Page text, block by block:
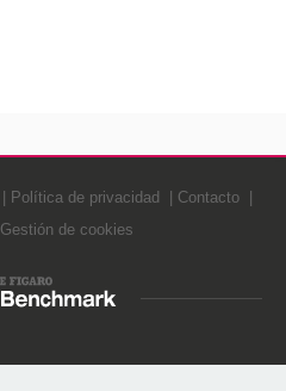
Política de privacidad
Contacto
Gestión de cookies